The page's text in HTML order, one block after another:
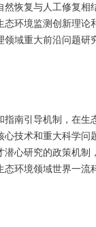
恢复与人工修复
环境监测创新理
域重大前沿问题
南引导机制，在
技术和重大科学
心研究的政策机
环境领域世界一